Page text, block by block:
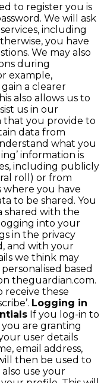
to register you is
We will ask
including
you have
We may also
during
example,
a clearer
also allows us to
us in our
that you provide to
data from
what you
information is
including publicly
roll) or from
where you have
to be shared. You
shared with the
into your
in the privacy
and with your
we think may
based
theguardian.com.
receive these
Logging in
If you log-in to
you are granting
user details
email address,
then be used to
use your